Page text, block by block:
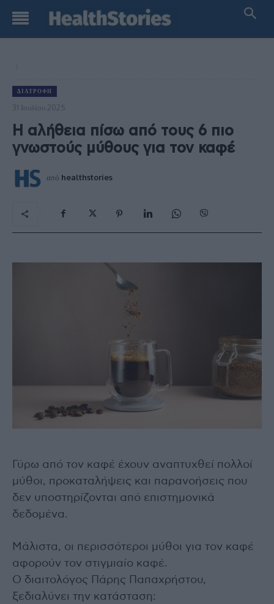
ΔΙΑΤΡΟΦΉ
31 Ιουλίου 2025
Η αλήθεια πίσω από τους 6 πιο
γνωστούς μύθους για τον καφέ
από healthstories
Γύρω από τον καφέ έχουν αναπτυχθεί πολλοί
μύθοι, προκαταλήψεις και παρανοήσεις που
δεν υποστηρίζονται από επιστημονικά
δεδομένα.
Μάλιστα, οι περισσότεροι μύθοι για τον καφέ
αφορούν τον στιγμιαίο καφέ.
Ο διαιτολόγος Πάρης Παπαχρήστου,
ξεδιαλύνει την κατάσταση: